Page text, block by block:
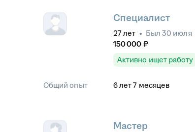
Специалист
27лет • Был 30 июля
150 000 ₽
Активно ищет работу
Общий опыт 6лет 7 месяцев
Мастер